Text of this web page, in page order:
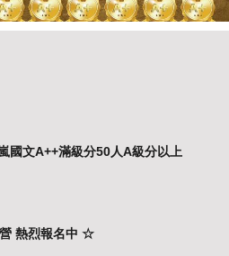
國文A++滿級分50人A級分以上
熱烈報名中 ☆